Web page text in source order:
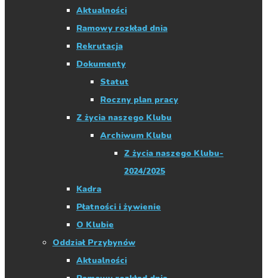
Aktualności
Ramowy rozkład dnia
Rekrutacja
Dokumenty
Statut
Roczny plan pracy
Z życia naszego Klubu
Archiwum Klubu
Z życia naszego Klubu-
2024/2025
Kadra
Płatności i żywienie
O Klubie
Oddział Przybynów
Aktualności